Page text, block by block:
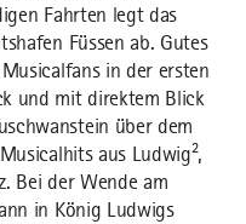
Fahrten legt das
Füssen ab. Gutes
in der ersten
und mit direktem Blick
über dem
aus Ludwig²,
Bei der Wende am
in König Ludwigs